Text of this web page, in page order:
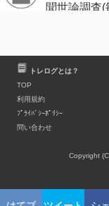
聞世論調査
ください。お願い
ANN東京ド
トレログとは？
TOP
利用規約
ﾌﾟﾗｲﾊﾞｼｰﾎﾟﾘｼｰ
問い合わせ
Copyright